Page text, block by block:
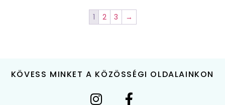
1 2 3 →
KÖVESS MINKET A KÖZÖSSÉGI OLDALAINKON